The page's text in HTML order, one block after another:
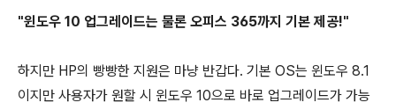
"윈도우 10 업그레이드는 물론 오피스 365까지 기본 제공!"
하지만 HP의 빵빵한 지원은 마냥 반갑다. 기본 OS는 윈도우 8.1
이지만 사용자가 원할 시 윈도우 10으로 바로 업그레이드가 가능